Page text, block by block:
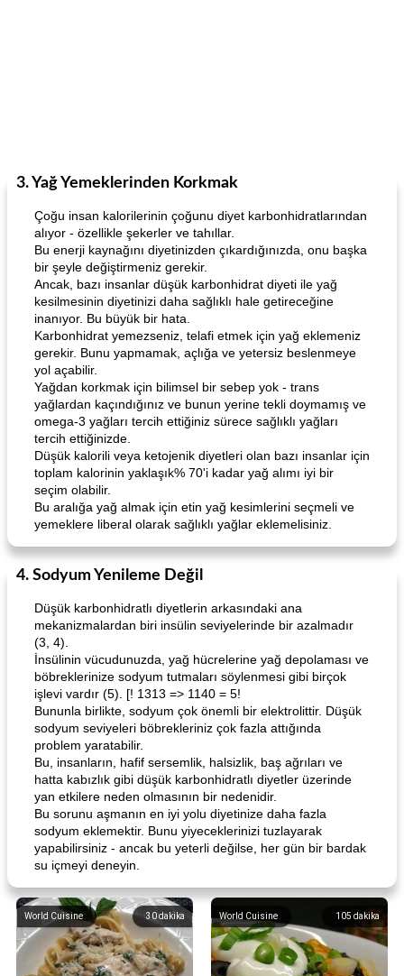
3. Yağ Yemeklerinden Korkmak
Çoğu insan kalorilerinin çoğunu diyet karbonhidratlarından
alıyor - özellikle şekerler ve tahıllar.
Bu enerji kaynağını diyetinizden çıkardığınızda, onu başka
bir şeyle değiştirmeniz gerekir.
Ancak, bazı insanlar düşük karbonhidrat diyeti ile yağ
kesilmesinin diyetinizi daha sağlıklı hale getireceğine
inanıyor. Bu büyük bir hata.
Karbonhidrat yemezseniz, telafi etmek için yağ eklemeniz
gerekir. Bunu yapmamak, açlığa ve yetersiz beslenmeye
yol açabilir.
Yağdan korkmak için bilimsel bir sebep yok - trans
yağlardan kaçındığınız ve bunun yerine tekli doymamış ve
omega-3 yağları tercih ettiğiniz sürece sağlıklı yağları
tercih ettiğinizde.
Düşük kalorili veya ketojenik diyetleri olan bazı insanlar için
toplam kalorinin yaklaşık% 70'i kadar yağ alımı iyi bir
seçim olabilir.
Bu aralığa yağ almak için etin yağ kesimlerini seçmeli ve
yemeklere liberal olarak sağlıklı yağlar eklemelisiniz.
4. Sodyum Yenileme Değil
Düşük karbonhidratlı diyetlerin arkasındaki ana
mekanizmalardan biri insülin seviyelerinde bir azalmadır
(3, 4).
İnsülinin vücudunuzda, yağ hücrelerine yağ depolaması ve
böbreklerinize sodyum tutmaları söylenmesi gibi birçok
işlevi vardır (5). [! 1313 => 1140 = 5!
Bununla birlikte, sodyum çok önemli bir elektrolittir. Düşük
sodyum seviyeleri böbrekleriniz çok fazla attığında
problem yaratabilir.
Bu, insanların, hafif sersemlik, halsizlik, baş ağrıları ve
hatta kabızlık gibi düşük karbonhidratlı diyetler üzerinde
yan etkilere neden olmasının bir nedenidir.
Bu sorunu aşmanın en iyi yolu diyetinize daha fazla
sodyum eklemektir. Bunu yiyeceklerinizi tuzlayarak
yapabilirsiniz - ancak bu yeterli değilse, her gün bir bardak
su içmeyi deneyin.
30dakika
World Cuisine 105 dakika
World Cuisine